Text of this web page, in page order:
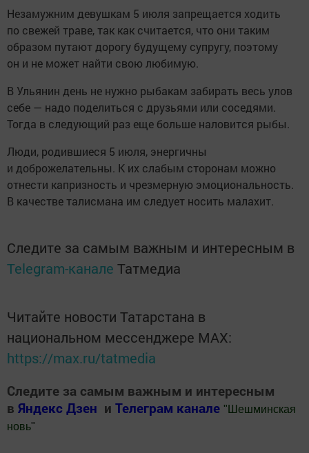
Незамужним девушкам 5 июля запрещается ходить
по свежей траве, так как считается, что они таким
образом путают дорогу будущему супругу, поэтому
он и не может найти свою любимую.
В Ульянин день не нужно рыбакам забирать весь улов
себе — надо поделиться с друзьями или соседями.
Тогда в следующий раз еще больше наловится рыбы.
Люди, родившиеся 5 июля, энергичны
и доброжелательны. К их слабым сторонам можно
отнести капризность и чрезмерную эмоциональность.
В качестве талисмана им следует носить малахит.
Следите за самым важным и интересным в
Telegram-канале Татмедиа
Читайте новости Татарстана в
национальном мессенджере MАХ:
https://max.ru/tatmedia
Следите за самым важным и интересным
в Яндекс Дзен и Телеграм канале " Шешминская
новь"